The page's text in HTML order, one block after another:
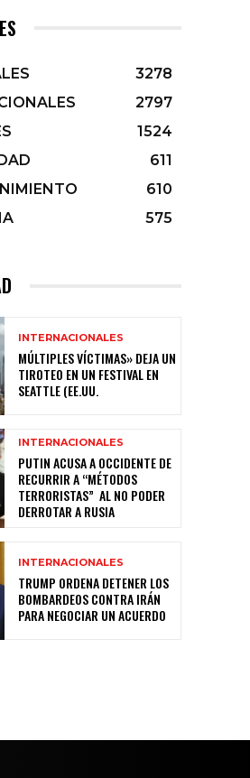
3278
2797
1524
611
610
575
INTERNACIONALES
MÚLTIPLES VÍCTIMAS» DEJA UN
TIROTEO EN UN FESTIVAL EN
SEATTLE (EE.UU.
INTERNACIONALES
PUTIN ACUSA A OCCIDENTE DE
RECURRIR A “MÉTODOS
TERRORISTAS” AL NO PODER
DERROTAR A RUSIA
INTERNACIONALES
TRUMP ORDENA DETENER LOS
BOMBARDEOS CONTRA IRÁN
PARA NEGOCIAR UN ACUERDO